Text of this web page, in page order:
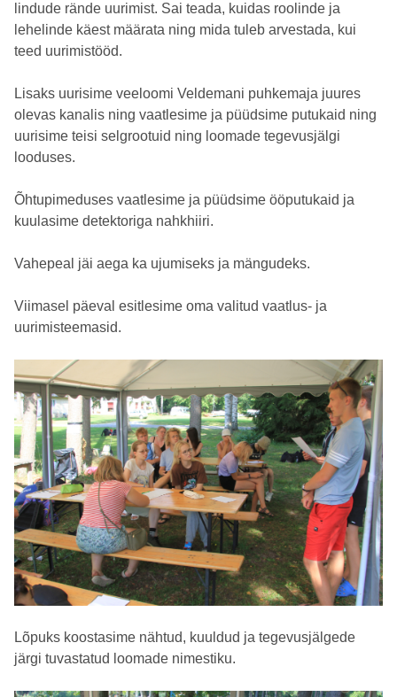
lindude rände uurimist. Sai teada, kuidas roolinde ja
lehelinde käest määrata ning mida tuleb arvestada, kui
teed uurimistööd.
Lisaks uurisime veeloomi Veldemani puhkemaja juures
olevas kanalis ning vaatlesime ja püüdsime putukaid ning
uurisime teisi selgrootuid ning loomade tegevusjälgi
looduses.
Õhtupimeduses vaatlesime ja püüdsime ööputukaid ja
kuulasime detektoriga nahkhiiri.
Vahepeal jäi aega ka ujumiseks ja mängudeks.
Viimasel päeval esitlesime oma valitud vaatlus- ja
uurimisteemasid.
Lõpuks koostasime nähtud, kuuldud ja tegevusjälgede
järgi tuvastatud loomade nimestiku.